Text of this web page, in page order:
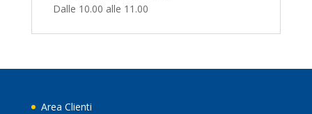
Dalle 10.00 alle 11.00
Area Clienti